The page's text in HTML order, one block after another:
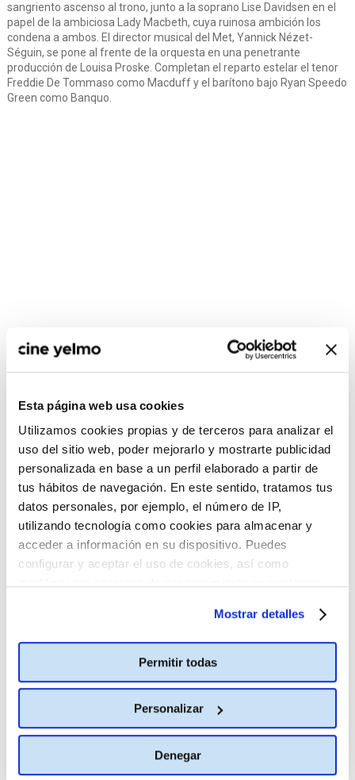
Esta página web usa cookies
Utilizamos cookies propias y de terceros para analizar el
uso del sitio web, poder mejorarlo y mostrarte publicidad
personalizada en base a un perfil elaborado a partir de
tus hábitos de navegación. En este sentido, tratamos tus
datos personales, por ejemplo, el número de IP,
utilizando tecnología como cookies para almacenar y
acceder a información en su dispositivo. Puedes
configurar y aceptar el uso de cookies, así como
Mostrar detalles
Permitir todas
Personalizar
Denegar
sangriento ascenso al trono, junto a la soprano Lise Davidsen en el
papel de la ambiciosa Lady Macbeth, cuya ruinosa ambición los
condena a ambos. El director musical del Met, Yannick Nézet-
Séguin, se pone al frente de la orquesta en una penetrante
producción de Louisa Proske. Completan el reparto estelar el tenor
Freddie De Tommaso como Macduff y el barítono bajo Ryan Speedo
Green como Banquo.
Madrid
La Vaguada
Plaza Norte 2
Planetocio
Ideal
CA ITALIANO SUBTITULADO EN ESPAÑOL (VOSE)
19:00
CA ITALIANO SUBTITULADO EN ESPAÑOL (VOSE)